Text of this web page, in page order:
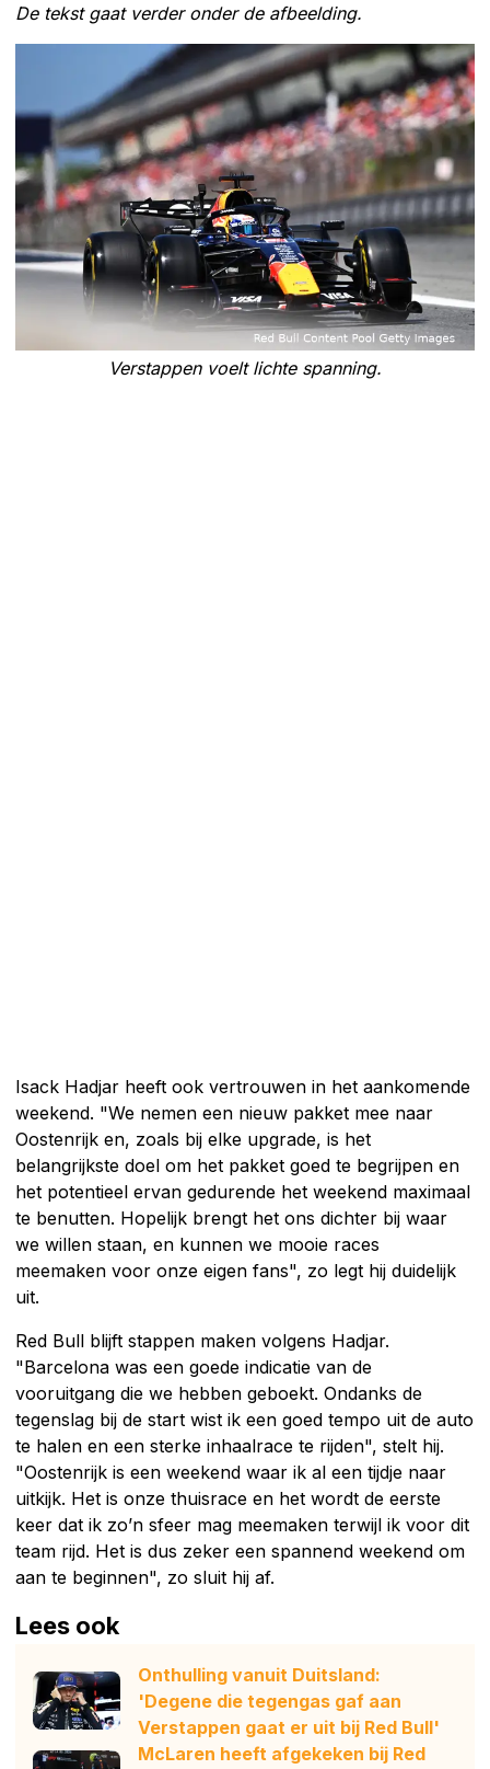
De tekst gaat verder onder de afbeelding.
Verstappen voelt lichte spanning.
Isack Hadjar heeft ook vertrouwen in het aankomende
weekend. "We nemen een nieuw pakket mee naar
Oostenrijk en, zoals bij elke upgrade, is het
belangrijkste doel om het pakket goed te begrijpen en
het potentieel ervan gedurende het weekend maximaal
te benutten. Hopelijk brengt het ons dichter bij waar
we willen staan, en kunnen we mooie races
meemaken voor onze eigen fans", zo legt hij duidelijk
uit.
Red Bull blijft stappen maken volgens Hadjar.
"Barcelona was een goede indicatie van de
vooruitgang die we hebben geboekt. Ondanks de
tegenslag bij de start wist ik een goed tempo uit de auto
te halen en een sterke inhaalrace te rijden", stelt hij.
"Oostenrijk is een weekend waar ik al een tijdje naar
uitkijk. Het is onze thuisrace en het wordt de eerste
keer dat ik zo’n sfeer mag meemaken terwijl ik voor dit
team rijd. Het is dus zeker een spannend weekend om
aan te beginnen", zo sluit hij af.
Lees ook
Onthulling vanuit Duitsland:
'Degene die tegengas gaf aan
Verstappen gaat er uit bij Red Bull'
McLaren heeft afgekeken bij Red